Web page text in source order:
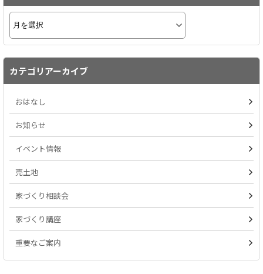
カテゴリアーカイブ
おはなし
お知らせ
イベント情報
売土地
家づくり相談会
家づくり講座
重要なご案内